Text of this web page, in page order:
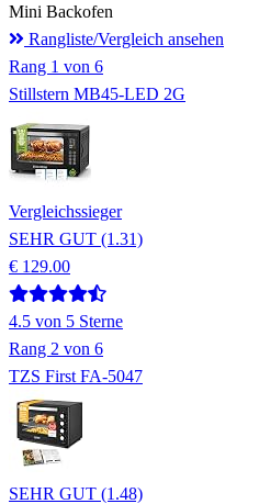
Mini Backofen
Rangliste/Vergleich ansehen
Rang 1 von 6
Stillstern MB45-LED 2G
Vergleichssieger
SEHR GUT (1.31)
€ 129.00
4.5 von 5 Sterne
Rang 2 von 6
TZS First FA-5047
SEHR GUT (1.48)